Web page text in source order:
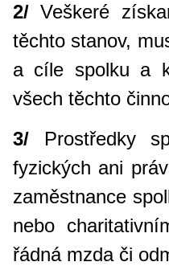
2/Veškeré
těchto stanov,
a cíle spolku a
všech těchto
3/ Prostředky
fyzických ani
zaměstnance
nebo
řádná mzda či